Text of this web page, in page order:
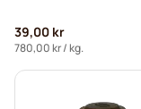
39,00 kr
780,00 kr/ kg.